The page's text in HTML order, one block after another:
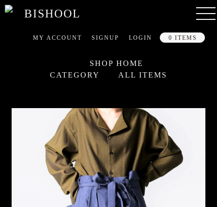
MY ACCOUNT SIGNUP LOGIN 0 ITEMS
SHOP HOME
CATEGORY
ALL ITEMS